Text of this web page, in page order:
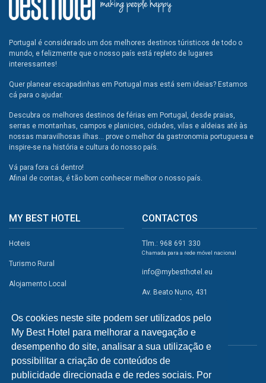
Os cookies neste site podem ser utilizados pelo
My Best Hotel para melhorar a navegação e
desempenho do site, analisar a sua utilização e
possibilitar a criação de conteúdos de
publicidade direcionada e de redes sociais. Por
Portugal é considerado um dos melhores destinos túristicos de todo o
mundo, e felizmente que o nosso país está repleto de lugares
interessantes!
Quer planear escapadinhas em Portugal mas está sem ideias? Estamos
cá para o ajudar.
Descubra os melhores destinos de férias em Portugal, desde praias,
serras e montanhas, campos e planicies, cidades, vilas e aldeias até às
nossas maravilhosas ilhas... prove o melhor da gastronomia portuguesa e
inspire-se na história e cultura do nosso país.
Vá para fora cá dentro!
Afinal de contas, é tão bom conhecer melhor o nosso país.
MY BEST HOTEL
Hoteis
Turismo Rural
Alojamento Local
Campismo
Atividades
Restaurantes
CONTACTOS
Tlm.: 968 691 330
Chamada para a rede móvel nacional
info@mybesthotel.eu
Av. Beato Nuno, 431
2495-401 Fátima
REDES SOCIAIS